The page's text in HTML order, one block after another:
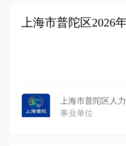
上海市普陀区2026
上海市普陀区人
事业单位